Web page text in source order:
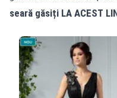
seară găsiți LA ACEST